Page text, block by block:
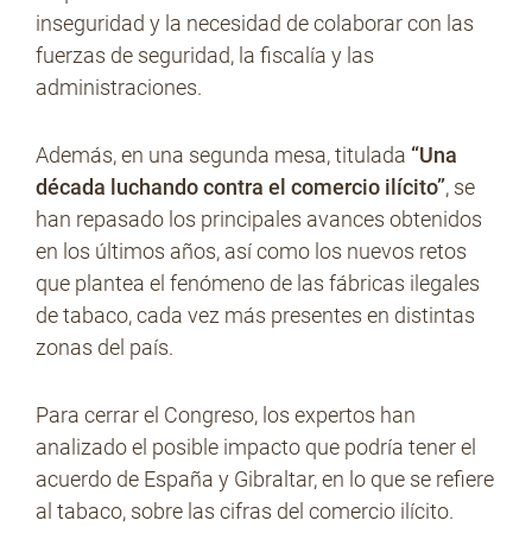
inseguridad y la necesidad de colaborar con las
fuerzas de seguridad, la fiscalía y las
administraciones.
Además, en una segunda mesa, titulada “Una
década luchando contra el comercio ilícito”, se
han repasado los principales avances obtenidos
en los últimos años, así como los nuevos retos
que plantea el fenómeno de las fábricas ilegales
de tabaco, cada vez más presentes en distintas
zonas del país.
Para cerrar el Congreso, los expertos han
analizado el posible impacto que podría tener el
acuerdo de España y Gibraltar, en lo que se refiere
al tabaco, sobre las cifras del comercio ilícito.